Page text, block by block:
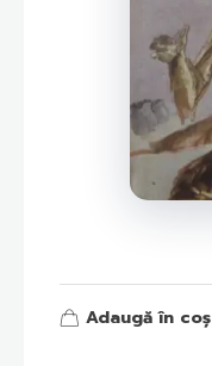
Adaugă în coș